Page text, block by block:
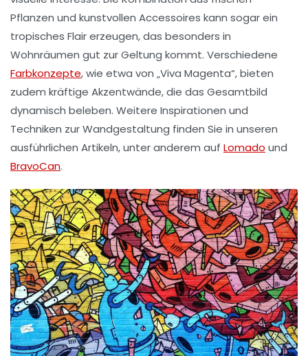
Pflanzen und kunstvollen Accessoires kann sogar ein
tropisches Flair erzeugen, das besonders in
Wohnräumen gut zur Geltung kommt. Verschiedene
Farbkonzepte, wie etwa von „Viva Magenta“, bieten
zudem kräftige Akzentwände, die das Gesamtbild
dynamisch beleben. Weitere Inspirationen und
Techniken zurWandgestaltung finden Sie in unseren
ausführlichen Artikeln, unter anderem auf Lomado und
BravoCan.